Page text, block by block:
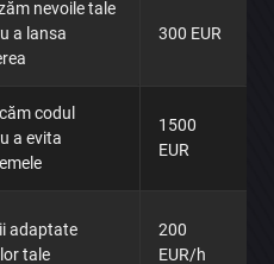
nevoile tale
a lansa
300 EUR
codul
a evita
1500
EUR
adaptate
tale
200
EUR/h